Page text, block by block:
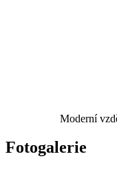
Moderní
Fotogalerie